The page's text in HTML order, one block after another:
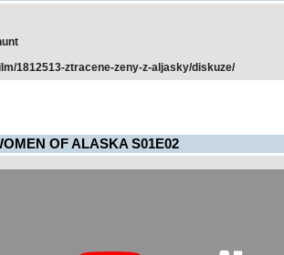
1812513-ztracene-zeny-z-aljasky/diskuze/
OF ALASKA S01E02